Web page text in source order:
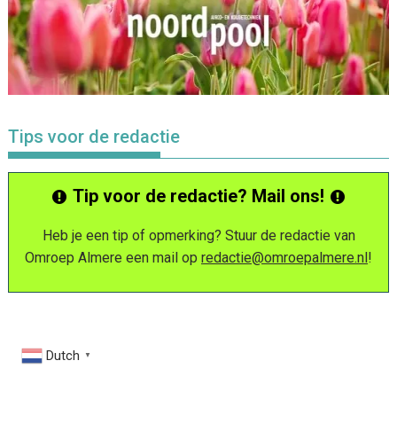
Tips voor de redactie
Tip voor de redactie? Mail ons!
Heb je een tip of opmerking? Stuur de redactie van
Omroep Almere een mail op redactie@omroepalmere.nl!
Dutch ▼